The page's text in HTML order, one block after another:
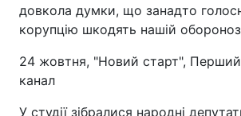
довкола думки, що занадто
корупцію шкодять нашій
24 жовтня, "Новий старт", Перший
канал
У студії зібралися народні